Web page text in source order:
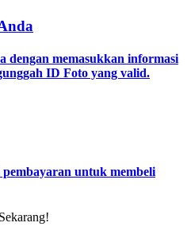
keuntungan
dengan memasukkan informasi
ID Foto yang valid.
untuk membeli